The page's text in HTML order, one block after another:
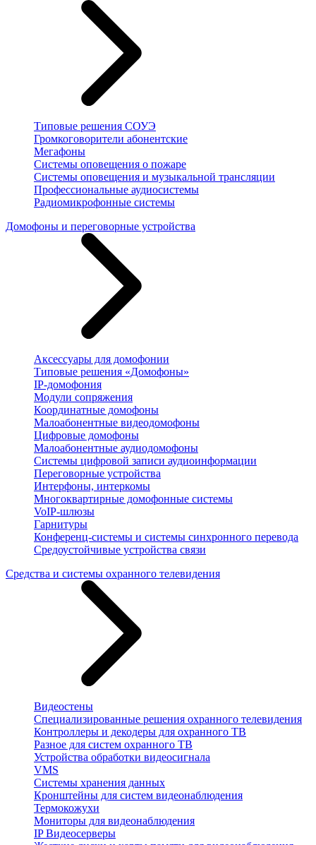
Типовые решения СОУЭ
Громкоговорители абонентские
Мегафоны
Системы оповещения о пожаре
Системы оповещения и музыкальной трансляции
Профессиональные аудиосистемы
Радиомикрофонные системы
Домофоны и переговорные устройства
Аксессуары для домофонии
Типовые решения «Домофоны»
IP-домофония
Модули сопряжения
Координатные домофоны
Малоабонентные видеодомофоны
Цифровые домофоны
Малоабонентные аудиодомофоны
Системы цифровой записи аудиоинформации
Переговорные устройства
Интерфоны, интеркомы
Многоквартирные домофонные системы
VoIP-шлюзы
Гарнитуры
Конференц-системы и системы синхронного перевода
Средоустойчивые устройства связи
Средства и системы охранного телевидения
Видеостены
Специализированные решения охранного телевидения
Контроллеры и декодеры для охранного ТВ
Разное для систем охранного ТВ
Устройства обработки видеосигнала
VMS
Системы хранения данных
Кронштейны для систем видеонаблюдения
Термокожухи
Мониторы для видеонаблюдения
IP Видеосерверы